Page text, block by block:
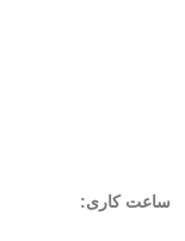
ساعت کاری: